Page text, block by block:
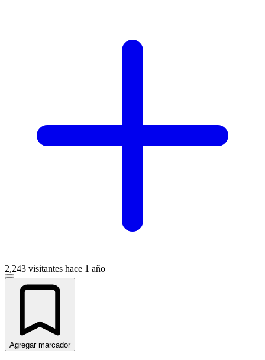
2,243 visitantes hace 1 año
Agregar marcador